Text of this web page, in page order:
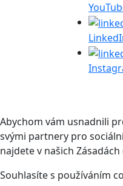
Abychom vám usnadnili
svými partnery pro
najdete v našich
Souhlasíte s používáním